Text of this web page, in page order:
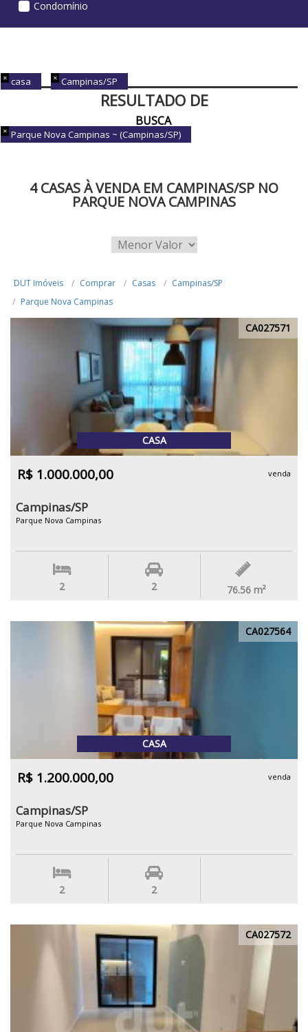
Condomínio
casa Campinas/SP
Parque Nova Campinas ~ (Campinas/SP)
RESULTADO DE
BUSCA
4 CASAS À VENDA EM CAMPINAS/SP NO
PARQUE NOVA CAMPINAS
DUT Imóveis Comprar Casas
Campinas/SP
Parque Nova Campinas
CA027571
CASA
R$ 1.000.000,00 venda
Campinas/SP
Parque Nova Campinas
2 2 76.56 m²
CA027564
CASA
R$ 1.200.000,00 venda
Campinas/SP
Parque Nova Campinas
2 2
CA027572